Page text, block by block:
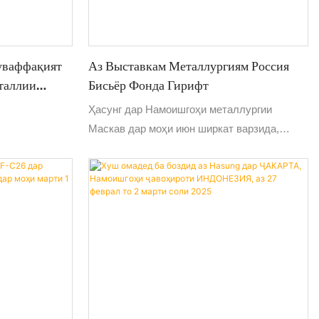
даъват
афкор
ҷӯянд!
Аз Выставкам Металлургиям Россия
Бисьёр Фонда Гирифт
Ҳасунг дар Намоишгоҳи металлургии
Маскав дар моҳи июн ширкат варзида,
ки дар саноати металлҳои қиматбаҳо кор
мекунанд.